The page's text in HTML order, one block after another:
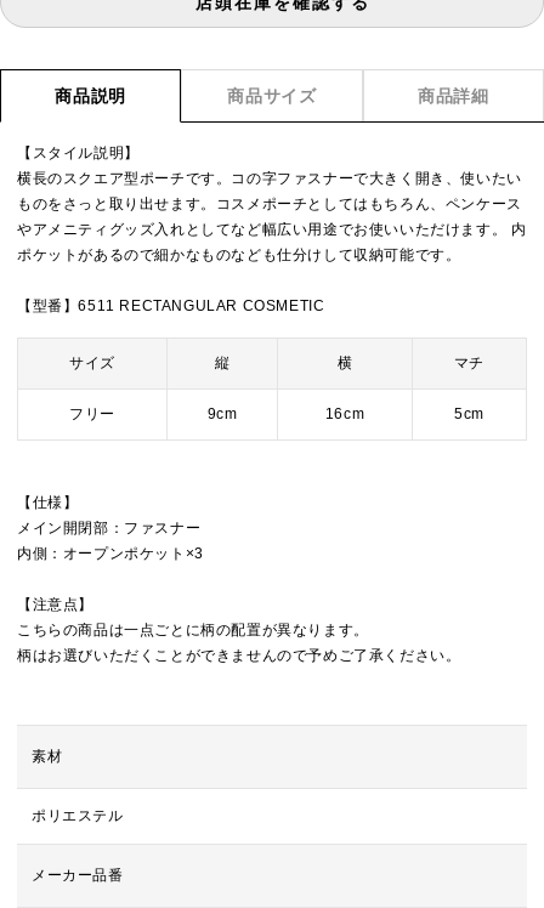
商品説明 商品サイズ 商品詳細
【スタイル説明】
横長のスクエア型ポーチです。コの字ファスナーで大きく開き、使いたい
ものをさっと取り出せます。コスメポーチとしてはもちろん、ペンケース
やアメニティグッズ入れとしてなど幅広い用途でお使いいただけます。 内
ポケットがあるので細かなものなども仕分けして収納可能です。
【型番】6511 RECTANGULAR COSMETIC
サイズ 縦 横 マチ
フリー 9cm 16cm 5cm
【仕様】
メイン開閉部：ファスナー
内側：オープンポケット×3
【注意点】
こちらの商品は一点ごとに柄の配置が異なります。
柄はお選びいただくことができませんので予めご了承ください。
素材
ポリエステル
メーカー品番